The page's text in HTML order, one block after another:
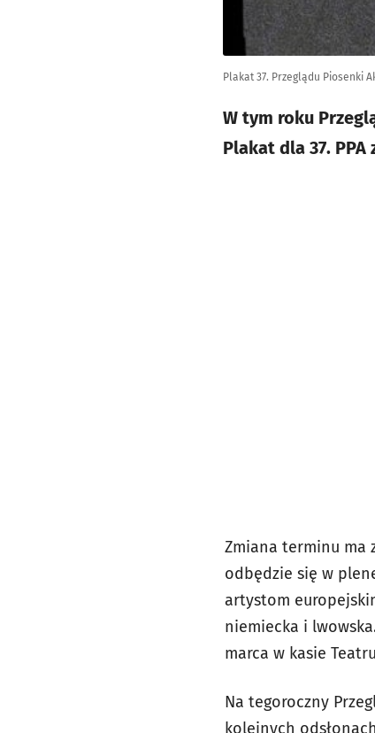
Plakat 37. Przeglądu Piosenki
W tym roku
Plakat dla 37.
Zmiana terminu ma
odbędzie się w
artystom
niemiecka i
marca w kasie
Na tegoroczny
kolejnych